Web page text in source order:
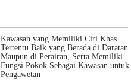
Kawasan yang Memiliki Ciri Khas
Tertentu Baik yang Berada di Daratan
Maupun di Perairan, Serta Memiliki
Fungsi Pokok Sebagai Kawasan untuk
Pengawetan